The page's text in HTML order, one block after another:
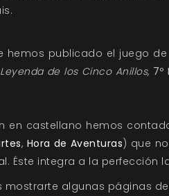
hemos publicado el juego
de los Cinco Anillos, 7º
en castellano hemos
, Hora de Aventuras) que
Éste integra a la perfección
mostrarte algunas páginas